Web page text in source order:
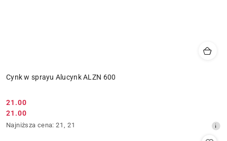
Cynk w sprayu Alucynk ALZN 600
Cena
promocyjna:
21.00
Cena
promocyjna:
21.00
Najniższa
Najniższa cena: 21, 21